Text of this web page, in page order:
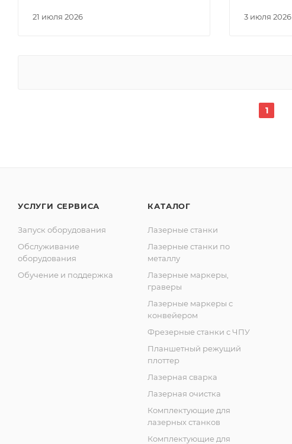
21 июля 2026 3 июля 2026
1
УСЛУГИ СЕРВИСА
Запуск оборудования
Обслуживание
оборудования
Обучение и поддержка
КАТАЛОГ
Лазерные станки
Лазерные станки по
металлу
Лазерные маркеры,
граверы
Лазерные маркеры с
конвейером
Фрезерные станки с ЧПУ
Планшетный режущий
плоттер
Лазерная сварка
Лазерная очистка
Комплектующие для
лазерных станков
Комплектующие для